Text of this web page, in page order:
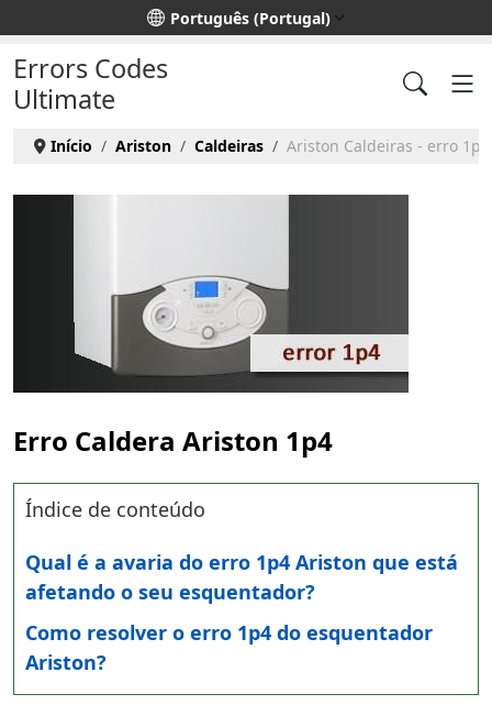
Escolha o seu idioma Português (Portugal)
Errors Codes
Ultimate
Início Ariston Caldeiras Ariston Caldeiras - erro 1p4
Erro Caldera Ariston 1p4
Índice de conteúdo
Qual é a avaria do erro 1p4 Ariston que está
afetando o seu esquentador?
Como resolver o erro 1p4 do esquentador
Ariston?